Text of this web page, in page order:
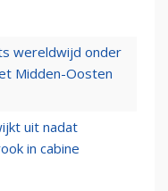
wereldwijd onder
Midden-Oosten
uit nadat
in cabine